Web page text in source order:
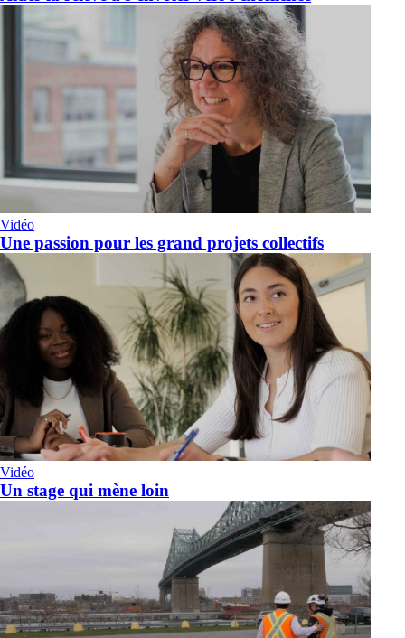
Vidéo
Une passion pour les grand projets collectifs
Vidéo
Un stage qui mène loin